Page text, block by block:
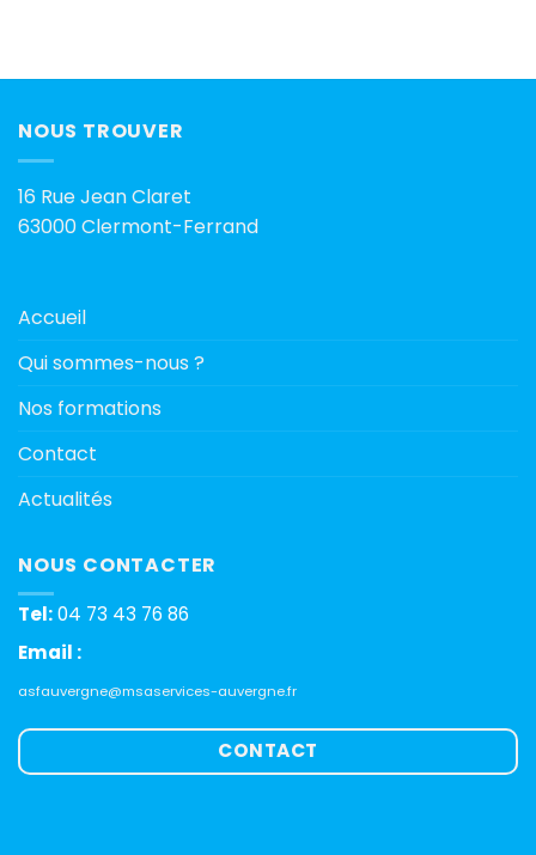
NOUS TROUVER
16 Rue Jean Claret
63000 Clermont-Ferrand
Accueil
Qui sommes-nous ?
Nos formations
Contact
Actualités
NOUS CONTACTER
Tel:04 73 43 76 86
Email :
asfauvergne@msaservices-auvergne.fr
CONTACT